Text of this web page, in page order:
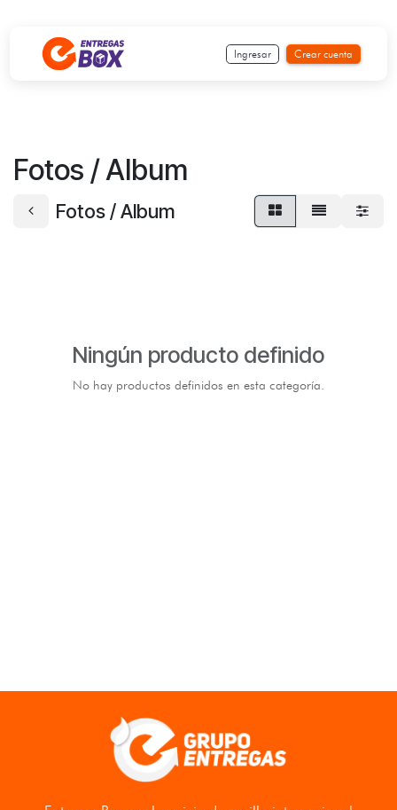
Ingresar Crear cuenta
Fotos / Album
Fotos / Album
Ningún producto definido
No hay productos definidos en esta categoría.